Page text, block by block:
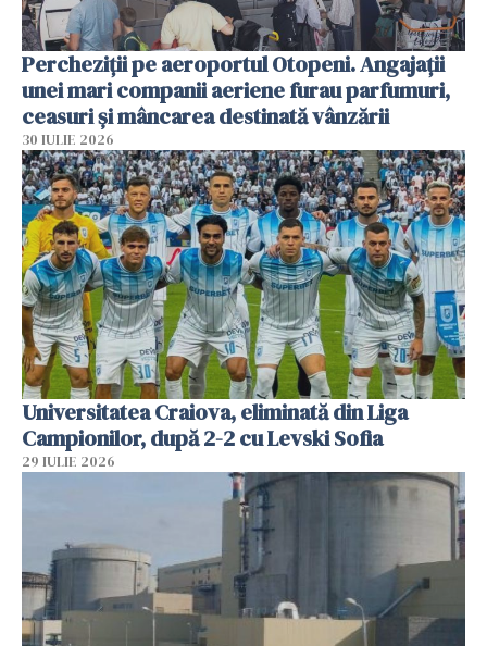
Percheziții pe aeroportul Otopeni. Angajații
unei mari companii aeriene furau parfumuri,
ceasuri și mâncarea destinată vânzării
30 IULIE 2026
Universitatea Craiova, eliminată din Liga
Campionilor, după 2-2 cu Levski Sofia
29 IULIE 2026